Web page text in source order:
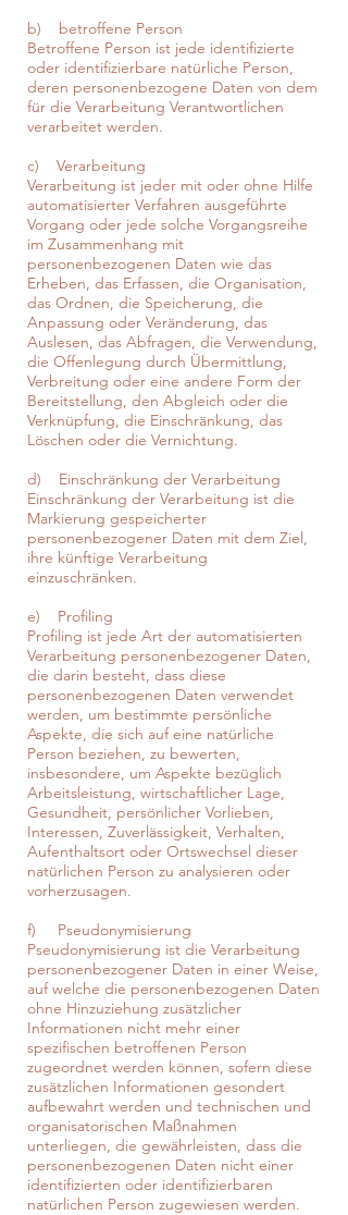
b) betroffene Person
Betroffene Person ist jede identifizierte
oder identifizierbare natürliche Person,
deren personenbezogene Daten von dem
für die Verarbeitung Verantwortlichen
verarbeitet werden.
c) Verarbeitung
Verarbeitung ist jeder mit oder ohne Hilfe
automatisierter Verfahren ausgeführte
Vorgang oder jede solche Vorgangsreihe
im Zusammenhang mit
personenbezogenen Daten wie das
Erheben, das Erfassen, die Organisation,
das Ordnen, die Speicherung, die
Anpassung oder Veränderung, das
Auslesen, das Abfragen, die Verwendung,
die Offenlegung durch Übermittlung,
Verbreitung oder eine andere Form der
Bereitstellung, den Abgleich oder die
Verknüpfung, die Einschränkung, das
Löschen oder die Vernichtung.
d) Einschränkung der Verarbeitung
Einschränkung der Verarbeitung ist die
Markierung gespeicherter
personenbezogener Daten mit dem Ziel,
ihre künftige Verarbeitung
einzuschränken.
e) Profiling
Profiling ist jede Art der automatisierten
Verarbeitung personenbezogener Daten,
die darin besteht, dass diese
personenbezogenen Daten verwendet
werden, um bestimmte persönliche
Aspekte, die sich auf eine natürliche
Person beziehen, zu bewerten,
insbesondere, um Aspekte bezüglich
Arbeitsleistung, wirtschaftlicher Lage,
Gesundheit, persönlicher Vorlieben,
Interessen, Zuverlässigkeit, Verhalten,
Aufenthaltsort oder Ortswechsel dieser
natürlichen Person zu analysieren oder
vorherzusagen.
f) Pseudonymisierung
Pseudonymisierung ist die Verarbeitung
personenbezogener Daten in einer Weise,
auf welche die personenbezogenen Daten
ohne Hinzuziehung zusätzlicher
Informationen nicht mehr einer
spezifischen betroffenen Person
zugeordnet werden können, sofern diese
zusätzlichen Informationen gesondert
aufbewahrt werden und technischen und
organisatorischen Maßnahmen
unterliegen, die gewährleisten, dass die
personenbezogenen Daten nicht einer
identifizierten oder identifizierbaren
natürlichen Person zugewiesen werden.